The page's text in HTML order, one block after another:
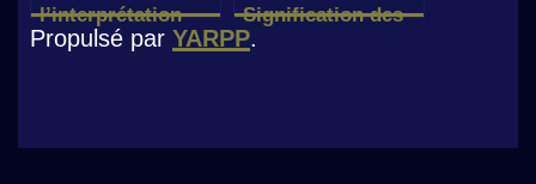
l’interprétation
des 3 premières
Signification des
cartes sous
Propulsé par YARPP.